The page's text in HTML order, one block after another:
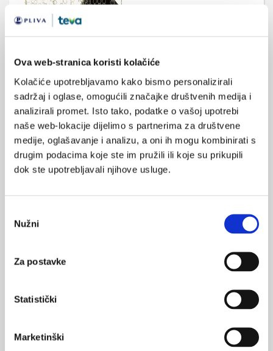
Ova web-stranica koristi kolačiće
Kolačiće upotrebljavamo kako bismo personalizirali
sadržaj i oglase, omogućili značajke društvenih medija i
analizirali promet. Isto tako, podatke o vašoj upotrebi
naše web-lokacije dijelimo s partnerima za društvene
medije, oglašavanje i analizu, a oni ih mogu kombinirati s
drugim podacima koje ste im pružili ili koje su prikupili
dok ste upotrebljavali njihove usluge.
pristanka
Nužni
Za postavke
Statistički
Marketinški
Etički izazovi pristupa psihotičnim
poremećajima
Da bismo nešto mogli nazvati psihotičnim, tj. bitno različitim od
onog stvarnog, moramo moći odrediti tu stvarnost (i sebi i
drugima), a što je samo na prvi pogled jednostavan zadatak. U
ovome radu prikazani su neki od tih izazova uz naglasak na ipak
bitne razlike u izazovima koji se javljaju u nastojanjima da se
psihotični poremećaji spriječe, tj. da se spriječi njihov
nepovoljan tijek, ...
Antipsihotici u trudnoći i dojenju
uz prethodnu procjenu omjera koristi i štete za svaku pojedinu
trudnicu i fetus, odnosno novorođenče. U slučajevima kada je
psihičkog stanja trudnice.